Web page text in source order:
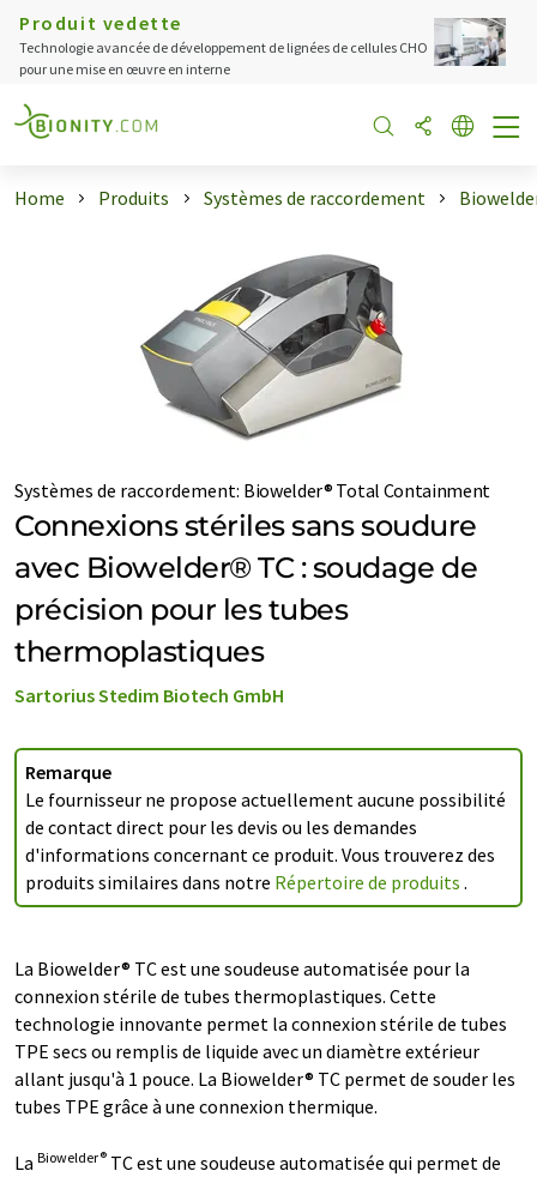
Produit vedette
Technologie avancée de développement de lignées de cellules CHO
pour une mise en œuvre en interne
Home Produits Systèmes de raccordement
Systèmes de raccordement: Biowelder® Total Containment
Connexions stériles sans soudure
avec Biowelder® TC : soudage de
précision pour les tubes
thermoplastiques
Sartorius Stedim Biotech GmbH
Remarque
Le fournisseur ne propose actuellement aucune possibilité
de contact direct pour les devis ou les demandes
d'informations concernant ce produit. Vous trouverez des
produits similaires dans notre Répertoire de produits .
La Biowelder® TC est une soudeuse automatisée pour la
connexion stérile de tubes thermoplastiques. Cette
technologie innovante permet la connexion stérile de tubes
TPE secs ou remplis de liquide avec un diamètre extérieur
allant jusqu'à 1 pouce. La Biowelder® TC permet de souder les
tubes TPE grâce à une connexion thermique.
La Biowelder® TC est une soudeuse automatisée qui permet de